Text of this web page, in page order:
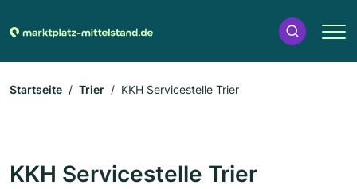
Startseite Trier KKH Servicestelle Trier
KKH Servicestelle Trier